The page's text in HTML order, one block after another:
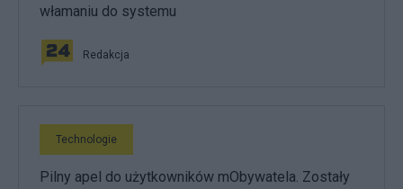
włamaniu do systemu
Redakcja
Technologie
Pilny apel do użytkowników mObywatela. Zostały